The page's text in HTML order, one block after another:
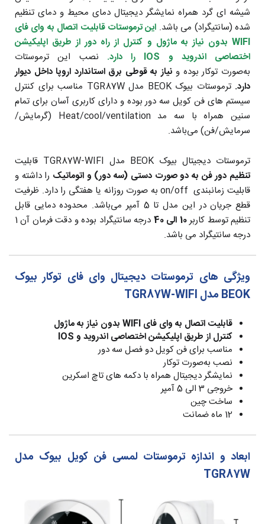
شیشه ای گرد همراه نمایشگر دیجیتال دمای محیط و دمای تنظیم
شده (سانتیگراد) می باشد. این ترموستات قابلیت اتصال به وای فای
WIFI بدون نیاز به ماژول و کنترل از راه دور از طریق اپلیکیشن
اختصاصی اندروید و IOS را دارد.
نصب این ترموستات
به‌صورت توکار بوده و نیاز به قوطی برق استاندارد اروپا داخل دیوار
دارد.
ترموستات بیوک BEOK مدل TGR87W مناسب برای کنترل
سیستم های فن کویل سه دور بوده و دارای کاربری آسان برای تمام
سنین همراه با سه مد Heat/cool/ventilation (گرمایش/
سرمایش/فن) می‌باشد.
ترموستات دیجیتال بیوک BEOK مدل TGR87W-WIFI قابلیت
تنظیم دور فن به دو صورت دستی (سه دور) و اتوماتیک را داشته و
قابلیت زمانبندی on/off به صورت روزانه یا هفتگی را دارد. ظرفیت
قطع جریان در این مدل تا 5 آمپر می‌باشد. محدوده دمایی قابل
تنظیم توسط کاربر10 الی 40
درجه سانتیگراد بوده و دقت فرمان آن 1
درجه سانتیگراد می باشد.
ویژگی های ترموستات دیجیتال وای فای توکار بیوک
BEOK مدل TGR87W-WIFI
قابلیت اتصال به وای فای WIFI بدون نیاز به ماژول
کنترل از طریق اپلیکیشن اختصاصی اندروید و IOS
مناسب برای فن کویل دو فصل سه دور
نصب به‌صورت توکار
نمایشگر دیجیتال همراه با دکمه های تاچ اسکرین
خروجی 3 الی 5 آمپر
ساخت چین
12 ماه ضمانت
ابعاد و اندازه ترموستات لمسی فن کویل بیوک مدل
TGR87W